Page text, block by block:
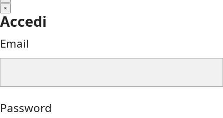
×
Accedi
Email
Password